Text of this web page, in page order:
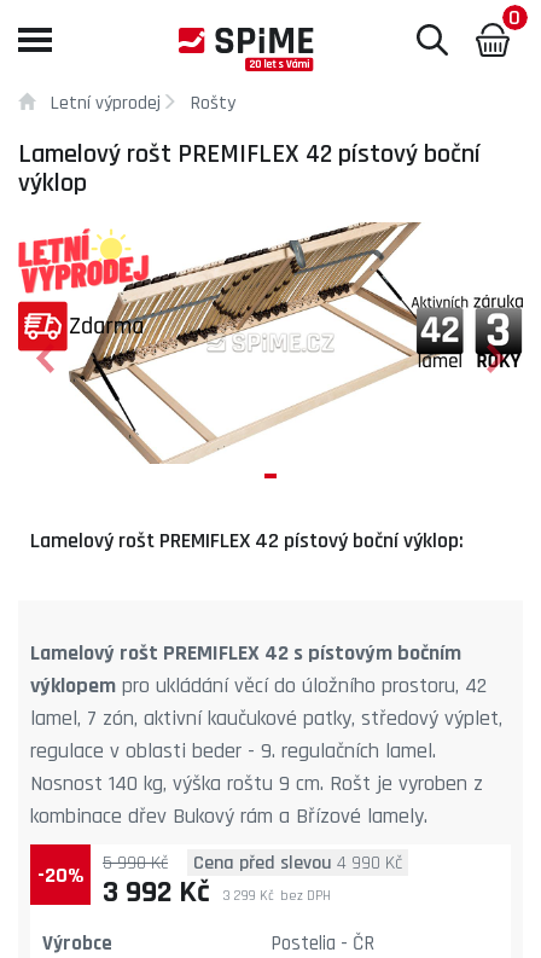
Toggle
0
Letní výprodej Rošty
Lamelový rošt PREMIFLEX 42 pístový boční
výklop
Lamelový rošt PREMIFLEX 42 pístový boční výklop:
Lamelový rošt PREMIFLEX 42 s pístovým bočním
výklopem pro ukládání věcí do úložního prostoru, 42
lamel, 7 zón, aktivní kaučukové patky, středový výplet,
regulace v oblasti beder - 9. regulačních lamel.
Nosnost 140 kg, výška roštu 9 cm. Rošt je vyroben z
kombinace dřev Bukový rám a Břízové lamely.
-20% 3 992 Kč bez DPH
3 299 Kč
5 990 Kč Cena před slevou 4 990 Kč
Výrobce
Postelia - ČR